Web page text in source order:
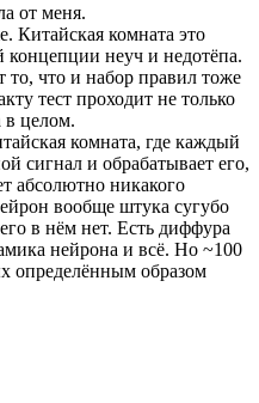
от меня.
Китайская комната это
концепции неуч и недотёпа.
то, что и набор правил тоже
тест проходит не только
в целом.
комната, где каждый
сигнал и обрабатывает его,
абсолютно никакого
вообще штука сугубо
в нём нет. Есть диффура
нейрона и всё. Но ~100
определённым образом